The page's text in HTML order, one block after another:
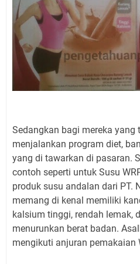
Sedangkan bagi mereka yang
menjalankan program diet,
yang di tawarkan di pasaran.
contoh seperti untuk Susu
produk susu andalan dari PT.
memang di kenal memiliki
kalsium tinggi, rendah lemak,
menurunkan berat badan.
mengikuti anjuran pemakaian